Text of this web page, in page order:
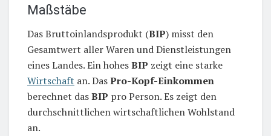
Maßstäbe
Das Bruttoinlandsprodukt (BIP) misst den
Gesamtwert aller Waren und Dienstleistungen
eines Landes. Ein hohesBIP zeigt eine starke
Wirtschaft an. DasPro-Kopf-Einkommen
berechnet dasBIP pro Person. Es zeigt den
durchschnittlichen wirtschaftlichen Wohlstand
an.